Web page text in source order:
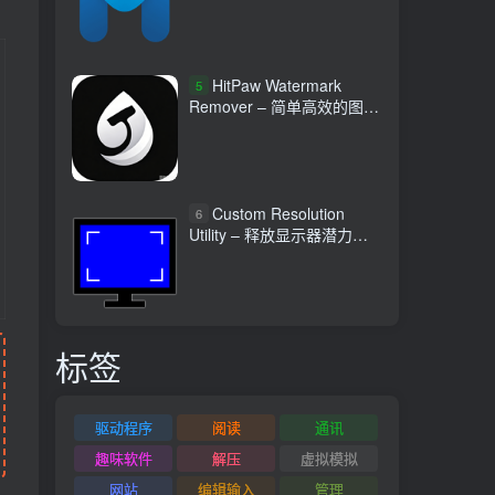
5
HitPaw Watermark
Remover – 简单高效的图文
6 Custom Resolution
Utility – 释放显示器潜力自
标签
驱动程序 阅读
通讯
趣味软件
解压
虚拟模拟
网站
编辑输入 管理